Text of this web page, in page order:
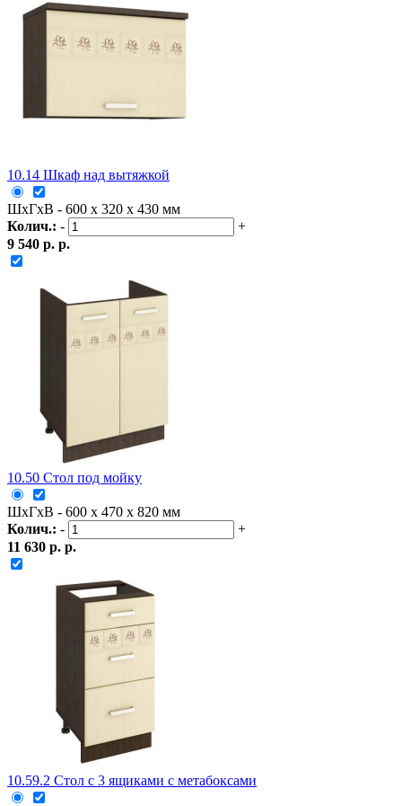
10.14 Шкаф над вытяжкой
ШxГxВ - 600 x 320 x 430 мм
Колич.: -
+
9 540 р. р.
10.50 Стол под мойку
ШxГxВ - 600 x 470 x 820 мм
Колич.: -
+
11 630 р. р.
10.59.2 Стол с 3 ящиками с метабоксами